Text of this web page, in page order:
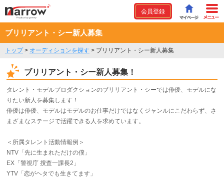
会員登録
ブリリアント・シー新人募集
トップ> オーディションを探す > ブリリアント・シー新人募集
ブリリアント・シー新人募集！
タレント・モデルプロダクションのブリリアント・シーでは俳優、モデルにな
りたい新人を募集します！
俳優は俳優、モデルはモデルのお仕事だけではなくジャンルにこだわらず、さ
まざまなステージで活躍できる人を求めています。
＜所属タレント活動情報例＞
NTV「先に生まれただけの僕」
EX「警視庁 捜査一課長2」
YTV「恋がヘタでも生きてます」